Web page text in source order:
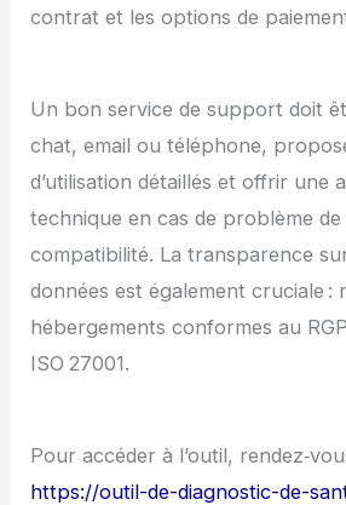
contrat et les options de
Un bon service de support doit
chat, email ou téléphone,
d’utilisation détaillés et offrir une
technique en cas de problème
compatibilité. La transparence
données est également cruciale :
hébergements conformes au
ISO 27001.
Pour accéder à l’outil,
https://outil-de-diagnostic-de-